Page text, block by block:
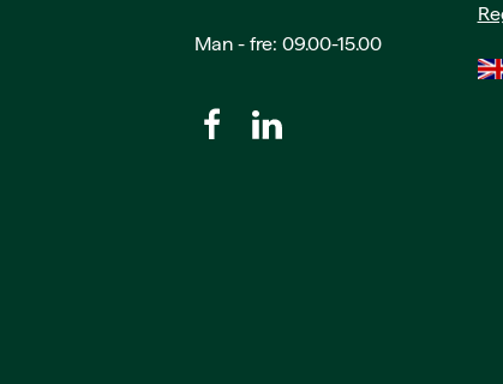
Man - fre: 09.00-15.00